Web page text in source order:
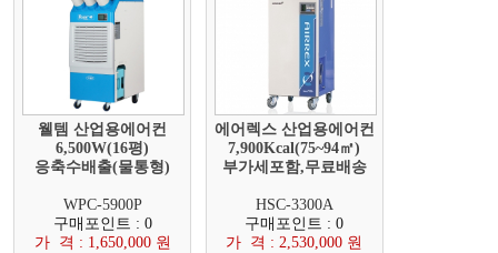
웰템 산업용에어컨
6,500W(16평)
응축수배출(물통형)
WPC-5900P
구매포인트 : 0
가 격 : 1,650,000 원
에어렉스 산업용에어컨
7,900Kcal(75~94㎡)
부가세포함,무료배송
HSC-3300A
구매포인트 : 0
가 격 : 2,530,000 원